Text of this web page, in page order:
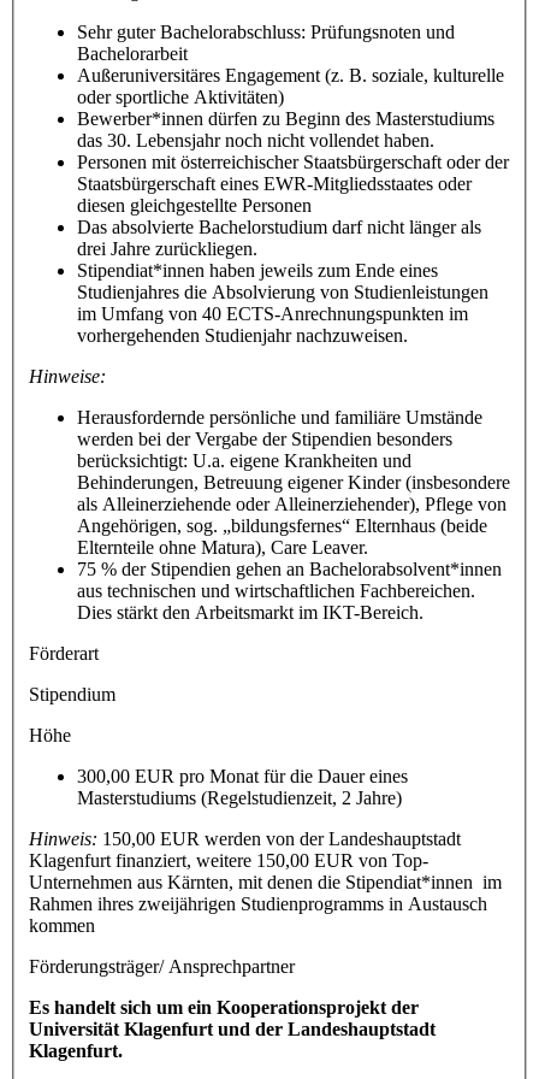
Sehr guter Bachelorabschluss: Prüfungsnoten und
Bachelorarbeit
Außeruniversitäres Engagement (z. B. soziale, kulturelle
oder sportliche Aktivitäten)
Bewerber*innen dürfen zu Beginn des Masterstudiums
das 30. Lebensjahr noch nicht vollendet haben.
Personen mit österreichischer Staatsbürgerschaft oder der
Staatsbürgerschaft eines EWR-Mitgliedsstaates oder
diesen gleichgestellte Personen
Das absolvierte Bachelorstudium darf nicht länger als
drei Jahre zurückliegen.
Stipendiat*innen haben jeweils zum Ende eines
Studienjahres die Absolvierung von Studienleistungen
im Umfang von 40 ECTS-Anrechnungspunkten im
vorhergehenden Studienjahr nachzuweisen.
Hinweise:
Herausfordernde persönliche und familiäre Umstände
werden bei der Vergabe der Stipendien besonders
berücksichtigt: U.a. eigene Krankheiten und
Behinderungen, Betreuung eigener Kinder (insbesondere
als Alleinerziehende oder Alleinerziehender), Pflege von
Angehörigen, sog. „bildungsfernes“ Elternhaus (beide
Elternteile ohne Matura), Care Leaver.
75 % der Stipendien gehen an Bachelorabsolvent*innen
aus technischen und wirtschaftlichen Fachbereichen.
Dies stärkt den Arbeitsmarkt im IKT-Bereich.
Förderart
Stipendium
Höhe
300,00 EUR pro Monat für die Dauer eines
Masterstudiums (Regelstudienzeit, 2 Jahre)
Hinweis: 150,00 EUR werden von der Landeshauptstadt
Klagenfurt finanziert, weitere 150,00 EUR von Top-
Unternehmen aus Kärnten, mit denen die Stipendiat*innen im
Rahmen ihres zweijährigen Studienprogramms in Austausch
kommen
Förderungsträger/ Ansprechpartner
Es handelt sich um ein Kooperationsprojekt der
Universität Klagenfurt und der Landeshauptstadt
Klagenfurt.